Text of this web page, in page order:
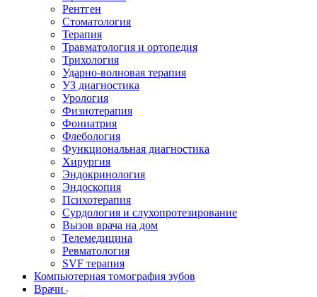
Рентген
Стоматология
Терапия
Травматология и ортопедия
Трихология
Ударно-волновая терапия
УЗ диагностика
Урология
Физиотерапия
Фониатрия
Флебология
Функциональная диагностика
Хирургия
Эндокринология
Эндоскопия
Психотерапия
Сурдология и слухопротезирование
Вызов врача на дом
Телемедицина
Ревматология
SVF терапия
Компьютерная томография зубов
Врачи